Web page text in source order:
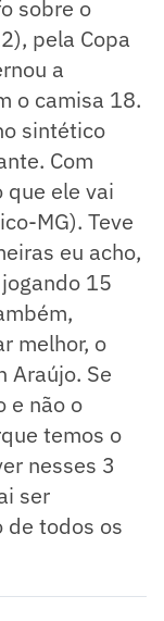
sobre o
pela Copa
a
o camisa 18.
sintético
Com
que ele vai
MG). Teve
eu acho,
15
melhor, o
Araújo. Se
e não o
temos o
nesses 3
ser
de todos os